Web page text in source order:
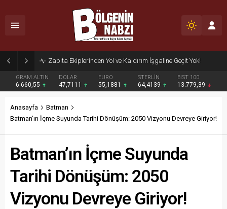
Zabıta Ekiplerinden Yol ve Kaldırım İşgaline Geçit Yok!
GRAM ALTIN
6.660,55
DOLAR
47,7111
EURO
55,1881
STERLİN
64,4139
BIST 100
13.779,39
Anasayfa
Batman
Batman’ın İçme Suyunda Tarihi Dönüşüm: 2050 Vizyonu Devreye Giriyor!
Batman’ın İçme Suyunda
Tarihi Dönüşüm: 2050
Vizyonu Devreye Giriyor!